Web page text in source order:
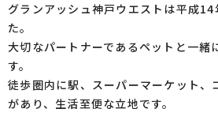
グランアッシュ神戸ウエストは平成
た。
大切なパートナーであるペットと一緒
す。
徒歩圏内に駅、スーパーマーケット、
があり、生活至便な立地です。